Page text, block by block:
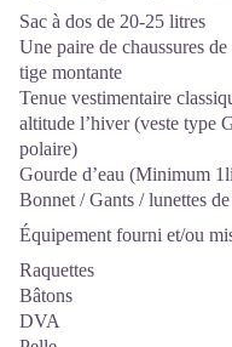
Sac à dos de 20-25 litres
Une paire de chaussures
tige montante
Tenue vestimentaire
altitude l’hiver (veste type
polaire)
Gourde d’eau (Minimum
Bonnet / Gants / lunettes
Équipement fourni et/ou
Raquettes
Bâtons
DVA